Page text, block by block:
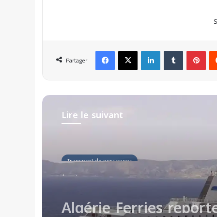
Partager
Lire le suivant
Transport de personnes
il y a 4 semaines
Algérie Ferries
traversée Alger –